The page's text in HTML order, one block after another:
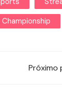
Championship
Próximo